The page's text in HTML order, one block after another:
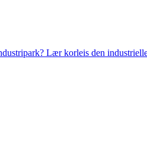
Lær korleis den